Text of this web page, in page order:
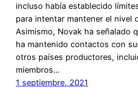
incluso había establecido
para intentar mantener el nivel
Asimismo, Novak ha señalado
ha mantenido contactos con
otros países productores,
miembros…
1 septiembre, 2021